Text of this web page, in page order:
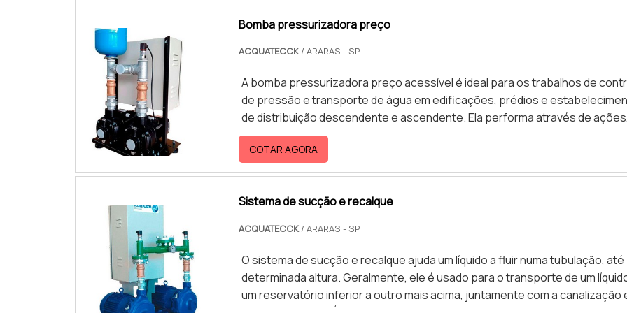
Bomba pressurizadora preço
ACQUATECCK/ ARARAS - SP
A bomba pressurizadora preço acessível é ideal para os trabalhos de
de pressão e transporte de água em edificações, prédios e
de distribuição descendente e ascendente. Ela performa através de ações
individuais de comando, com a presença de uma ou mais bombas, por
intermédio de inversores de frequência, e o produto ainda é confeccionado
com uma tecnologia de ponta e com materiais de excelente procedência
COTAR AGORA
Sistema de sucção e recalque
ACQUATECCK/ ARARAS - SP
O sistema de sucção e recalque ajuda um líquido a fluir numa tubulação, até
determinada altura. Geralmente, ele é usado para o transporte de um
um reservatório inferior a outro mais acima, juntamente com a canalização